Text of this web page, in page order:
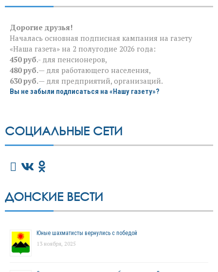
Дорогие друзья!
Началась основная подписная кампания на газету
«Наша газета» на 2 полугодие 2026 года:
450 руб.- для пенсионеров,
480 руб.— для работающего населения,
630 руб.— для предприятий, организаций.
Вы не забыли подписаться на «Нашу газету»?
СОЦИАЛЬНЫЕ СЕТИ
ДОНСКИЕ ВЕСТИ
Юные шахматисты вернулись с победой
13 ноября, 2025